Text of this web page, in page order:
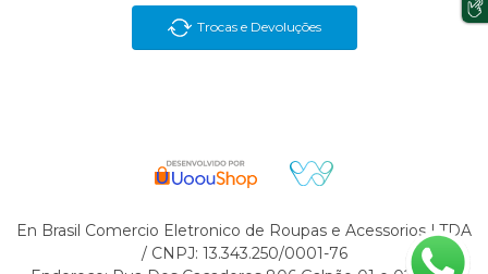
Trocas e Devoluções
En Brasil Comercio Eletronico de Roupas e Acessorios LTDA
/ CNPJ: 13.343.250/0001-76